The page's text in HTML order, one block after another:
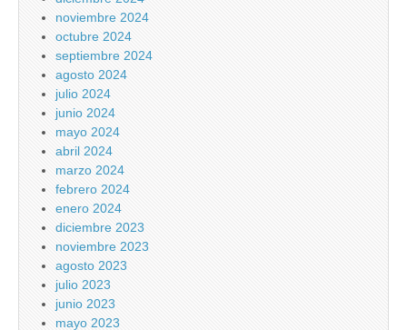
noviembre 2024
octubre 2024
septiembre 2024
agosto 2024
julio 2024
junio 2024
mayo 2024
abril 2024
marzo 2024
febrero 2024
enero 2024
diciembre 2023
noviembre 2023
agosto 2023
julio 2023
junio 2023
mayo 2023